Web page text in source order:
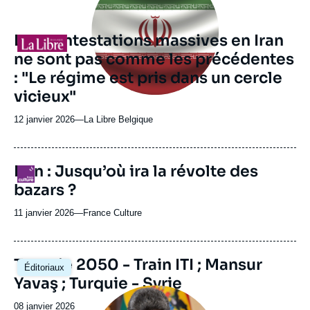
Logo
Les contestations massives en Iran
ne sont pas comme les précédentes
: "Le régime est pris dans un cercle
vicieux"
12 janvier 2026—Nom
journal,
ou
La Libre Belgique
Logo
Iran : Jusqu’où ira la révolte des
bazars ?
11 janvier 2026—Nom
journal,
ou
émission
France Culture
Éditoriaux
Image
principale
Turquie 2050 - Train ITI ; Mansur
Yavaş ; Turquie - Syrie
Date
08 janvier 2026
Image
principale